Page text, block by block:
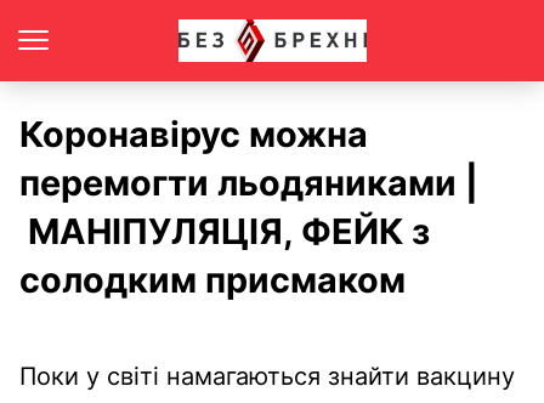
Коронавірус можна
перемогти льодяниками |
МАНІПУЛЯЦІЯ, ФЕЙК з
солодким присмаком
Поки у світі намагаються знайти вакцину